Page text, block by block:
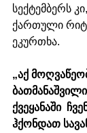
სექტემბერს
ქართული
ეკურთხა.
„აქ
ქვეყანაში
ჰქონდათ